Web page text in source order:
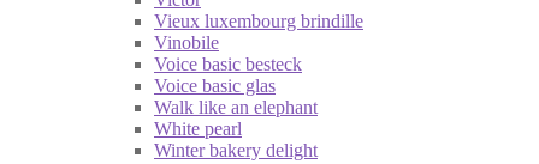
Vieux luxembourg brindille
Vinobile
Voice basic besteck
Voice basic glas
Walk like an elephant
White pearl
Winter bakery delight